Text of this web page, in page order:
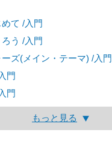
て /入門
う /入門
ズ(メイン・テーマ) /入門
門
門
もっと見る